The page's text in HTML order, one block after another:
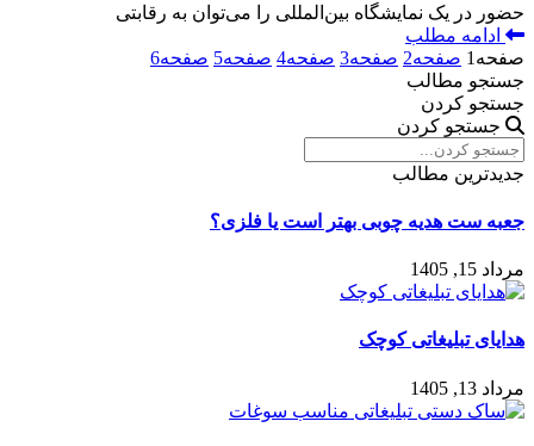
حضور در یک نمایشگاه بین‌المللی را می‌توان به رقابتی
ادامه مطلب
صفحه 1 صفحه2 صفحه3 صفحه4 صفحه5 صفحه6
جستجو مطالب
جستجو کردن
جستجو کردن
جدیدترین مطالب
جعبه ست هدیه چوبی بهتر است یا فلزی؟
مرداد 15, 1405
هدایای تبلیغاتی کوچک
مرداد 13, 1405